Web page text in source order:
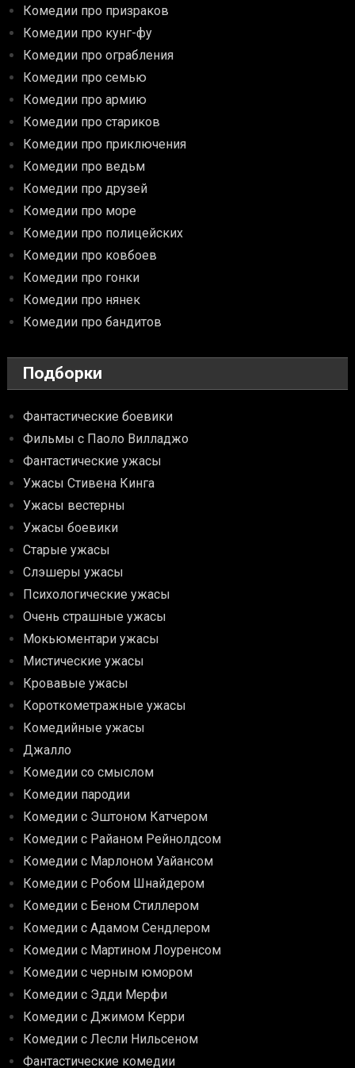
Комедии про призраков
Комедии про кунг-фу
Комедии про ограбления
Комедии про семью
Комедии про армию
Комедии про стариков
Комедии про приключения
Комедии про ведьм
Комедии про друзей
Комедии про море
Комедии про полицейских
Комедии про ковбоев
Комедии про гонки
Комедии про нянек
Комедии про бандитов
Подборки
Фантастические боевики
Фильмы с Паоло Вилладжо
Фантастические ужасы
Ужасы Стивена Кинга
Ужасы вестерны
Ужасы боевики
Старые ужасы
Слэшеры ужасы
Психологические ужасы
Очень страшные ужасы
Мокьюментари ужасы
Мистические ужасы
Кровавые ужасы
Короткометражные ужасы
Комедийные ужасы
Джалло
Комедии со смыслом
Комедии пародии
Комедии с Эштоном Катчером
Комедии с Райаном Рейнолдсом
Комедии с Марлоном Уайансом
Комедии с Робом Шнайдером
Комедии с Беном Стиллером
Комедии с Адамом Сендлером
Комедии с Мартином Лоуренсом
Комедии с черным юмором
Комедии с Эдди Мерфи
Комедии с Джимом Керри
Комедии с Лесли Нильсеном
Фантастические комедии